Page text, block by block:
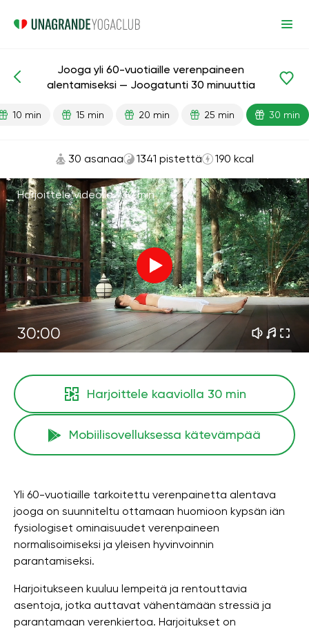
Valmiit oppitunnit Ikä
Jooga yli 60-vuotiaille verenpaineen
alentamiseksi — Joogatunti 30 minuuttia
10 min 15 min 20 min 25 min 30 min
30 asanaa 1341 pistettä 190 kcal
Harjoittele videolla ·30 min
30:00
Harjoittele kaaviolla 30 min
Mobiilisovelluksessa kätevämpää
Yli 60-vuotiaille tarkoitettu verenpainetta alentava
jooga on suunniteltu ottamaan huomioon kypsän iän
fysiologiset ominaisuudet verenpaineen
normalisoimiseksi ja yleisen hyvinvoinnin
parantamiseksi.
Harjoitukseen kuuluu lempeitä ja rentouttavia
asentoja, jotka auttavat vähentämään stressiä ja
parantamaan verenkiertoa. Harjoitukset on